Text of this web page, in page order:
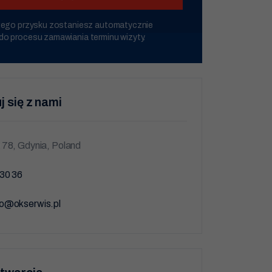
przysku zostaniesz automatycznie
procesu zamawiania terminu wizyty.
się z nami
Gdynia, Poland
36